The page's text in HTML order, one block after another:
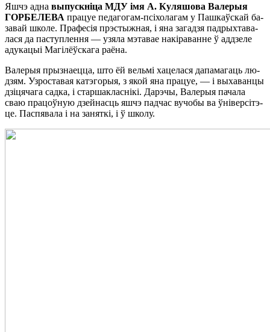
Яшчэ ад­на вы­пуск­ні­ца МДУ імя А. Ку­ля­шо­ва Ва­ле­рыя
ГОР­БЕ­ЛЕ­ВА пра­цуе пе­да­го­гам-псі­хо­ла­гам у Па­шкаў­скай ба­
за­вай шко­ле. Пра­фе­сія прэ­стыж­ная, і яна за­га­дзя пад­рых­та­ва­
ла­ся да па­ступ­лен­ня — узя­ла мэ­та­вае на­кі­ра­ван­не ў ад­дзе­ле
аду­ка­цыі Ма­гі­лёў­ска­га ра­ё­на.
Ва­ле­рыя пры­зна­ец­ца, што ёй вель­мі ха­це­ла­ся да­па­ма­гаць лю­
дзям. Уз­рос­та­вая ка­тэ­го­рыя, з якой яна пра­цуе, — і вы­ха­ван­цы
дзі­ця­ча­га сад­ка, і стар­ша­клас­нікі. Да­рэ­чы, Ва­ле­рыя па­ча­ла
сваю пра­цоў­ную дзей­насць яшчэ пад­час ву­чо­бы ва ўні­вер­сі­тэ­
це. Па­спя­ва­ла і на за­ня­ткі, і ў шко­лу.